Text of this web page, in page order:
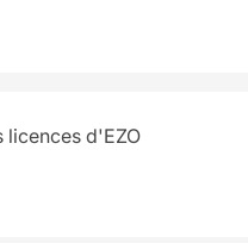
licences d'EZO